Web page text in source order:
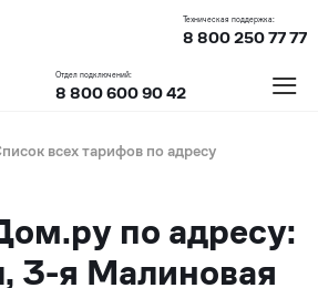
Техническая поддержка:
8 800 250 77 77
Отдел подключений:
8 800 600 90 42 ≡
всех тарифов по адресу
по адресу:
3-я Малиновая